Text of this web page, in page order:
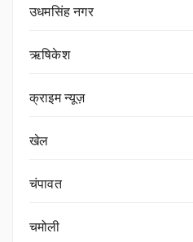
उधमसिंह नगर
ऋषिकेश
क्राइम न्यूज़
खेल
चंपावत
चमोली